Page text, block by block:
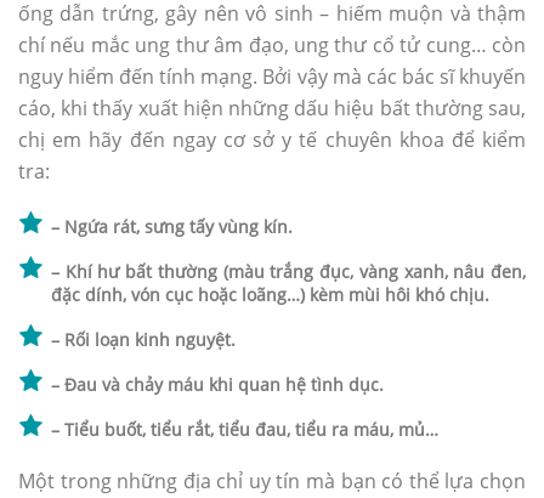
ống dẫn trứng, gây nên vô sinh – hiếm muộn và thậm
chí nếu mắc ung thư âm đạo, ung thư cổ tử cung… còn
nguy hiểm đến tính mạng. Bởi vậy mà các bác sĩ khuyến
cáo, khi thấy xuất hiện những dấu hiệu bất thường sau,
chị em hãy đến ngay cơ sở y tế chuyên khoa để kiểm
tra:
– Ngứa rát, sưng tấy vùng kín.
– Khí hư bất thường (màu trắng đục, vàng xanh, nâu đen,
đặc dính, vón cục hoặc loãng…) kèm mùi hôi khó chịu.
– Rối loạn kinh nguyệt.
– Đau và chảy máu khi quan hệ tình dục.
– Tiểu buốt, tiểu rắt, tiểu đau, tiểu ra máu, mủ…
Một trong những địa chỉ uy tín mà bạn có thể lựa chọn